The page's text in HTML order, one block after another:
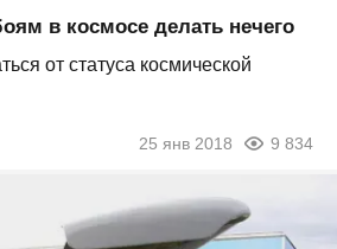
в космосе делать нечего
от статуса космической
25 янв 2018 9 834